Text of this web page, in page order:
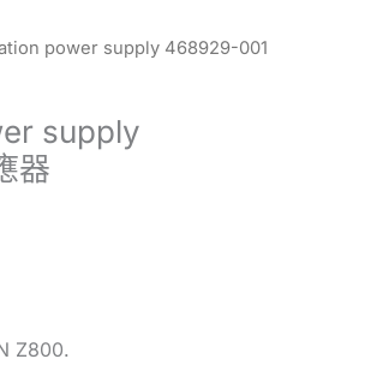
power supply 468929-001
supply
器
Z800.